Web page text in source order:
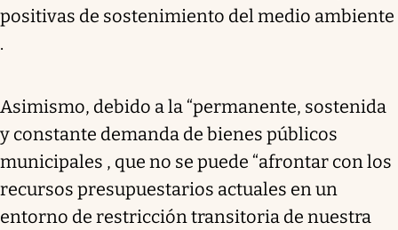
positivas de sostenimiento del medio ambiente
.
Asimismo, debido a la “permanente, sostenida
y constante demanda de bienes públicos
municipales , que no se puede “afrontar con los
recursos presupuestarios actuales en un
entorno de restricción transitoria de nuestra